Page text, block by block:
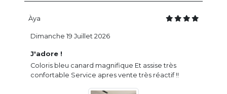
Àya
J'adore !
Coloris bleu canard magnifique Et assise très
confortable Service apres vente très réactif !!
Dimanche 19 Juillet 2026